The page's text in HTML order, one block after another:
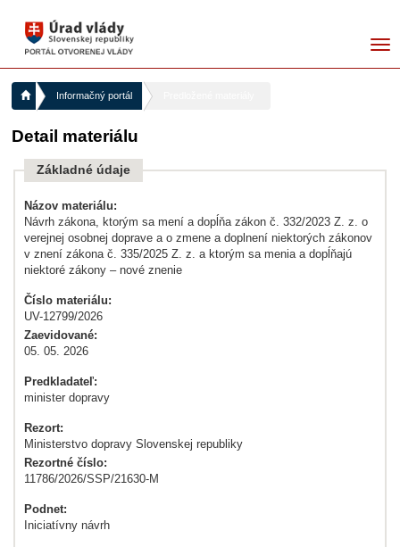
Informačný portál
Detail materiálu
Základné údaje
Názov materiálu:
Návrh zákona, ktorým sa mení a dopĺňa zákon č. 332/2023 Z. z. o
verejnej osobnej doprave a o zmene a doplnení niektorých zákonov
v znení zákona č. 335/2025 Z. z. a ktorým sa menia a dopĺňajú
niektoré zákony – nové znenie
Číslo materiálu:
UV-12799/2026
Zaevidované:
05. 05. 2026
Predkladateľ:
minister dopravy
Rezort:
Ministerstvo dopravy Slovenskej republiky
Rezortné číslo:
11786/2026/SSP/21630-M
Podnet:
Iniciatívny návrh